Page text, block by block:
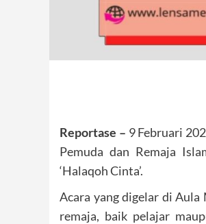
Reportase – 9 Februari
Pemuda dan Remaja
‘Halaqoh Cinta’.
Acara yang digelar di
remaja, baik pelajar